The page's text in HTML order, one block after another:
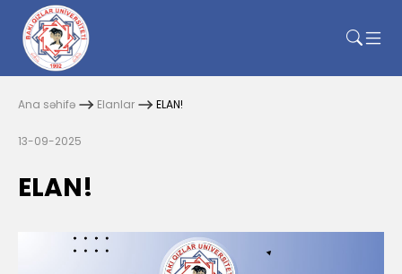
Ana səhifə Elanlar ELAN!
13-09-2025
ELAN!